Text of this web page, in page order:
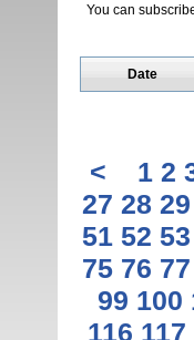
You can
Date
< 1 2
27 28 29
51 52 53
75 76 77
99 100
116 117